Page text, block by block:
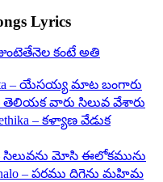
Lyrics
జుంటెతేనెల కంటే అతి
– యేసయ్య మాట బంగారు
– తెలియక వారు సిలువ వేశారు
– కళ్యాణ వేడుక
– సిలువను మోసి ఈలోకమును
– పరము దిగెను మహిమ